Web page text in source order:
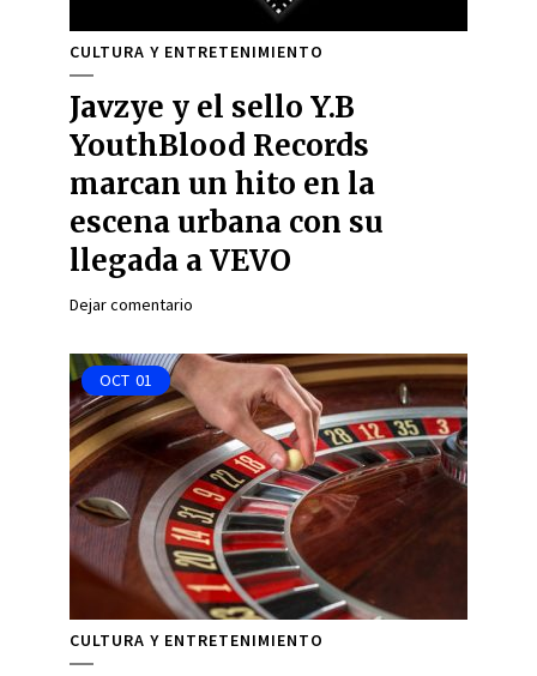
CULTURA Y ENTRETENIMIENTO
Javzye y el sello Y.B
YouthBlood Records
marcan un hito en la
escena urbana con su
llegada a VEVO
Dejar comentario
OCT 01
CULTURA Y ENTRETENIMIENTO